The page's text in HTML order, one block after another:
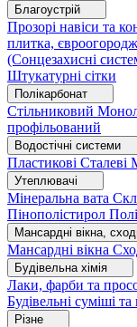
Благоустрій
Прозорі навіси та
плитка,
(Сонцезахисні
Штукатурні сітки
Полікарбонат
Стільниковий
профільований
Водостічні системи
Пластикові Сталеві
Утеплювачі
Мінеральна вата
Пінополістирол
Мансардні вікна,
Мансардні вікна
Будівельна хімія
Лаки, фарби та
Будівельні суміші та
Різне